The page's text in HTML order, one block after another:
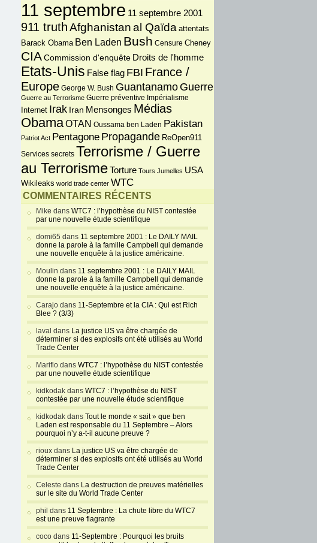
11 septembre 11 septembre 2001
911 truthAfghanistanal Qaïda attentats
Barack Obama Ben Laden Bush Censure Cheney
CIA Commission d'enquête Droits de l'homme
Etats-Unis False flag FBI France /
Europe George W. Bush Guantanamo Guerre
Guerre au Terrorisme Guerre préventive Impérialisme
Internet Irak Iran Mensonges Médias
ObamaOTAN Oussama ben Laden Pakistan
Patriot Act Pentagone Propagande ReOpen911
Services secrets Terrorisme / Guerre
au TerrorismeTorture Tours Jumelles USA
Wikileaks world trade center WTC
COMMENTAIRES RÉCENTS
Mike dans WTC7 : l’hypothèse du NIST contestée
par une nouvelle étude scientifique
domi65 dans 11 septembre 2001 : Le DAILY MAIL
donne la parole à la famille Campbell qui demande
une nouvelle enquête à la justice américaine.
Moulin dans 11 septembre 2001 : Le DAILY MAIL
donne la parole à la famille Campbell qui demande
une nouvelle enquête à la justice américaine.
Carajo dans 11-Septembre et la CIA : Qui est Rich
Blee ? (3/3)
laval dans La justice US va être chargée de
déterminer si des explosifs ont été utilisés au World
Trade Center
Mariflo dans WTC7 : l’hypothèse du NIST contestée
par une nouvelle étude scientifique
kidkodak dans WTC7 : l’hypothèse du NIST
contestée par une nouvelle étude scientifique
kidkodak dans Tout le monde « sait » que ben
Laden est responsable du 11 Septembre – Alors
pourquoi n’y a-t-il aucune preuve ?
rioux dans La justice US va être chargée de
déterminer si des explosifs ont été utilisés au World
Trade Center
Celeste dans La destruction de preuves matérielles
sur le site du World Trade Center
phil dans 11 Septembre : La chute libre du WTC7
est une preuve flagrante
coco dans 11-Septembre : Pourquoi les bruits